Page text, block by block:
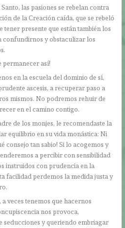
las pasiones se rebelan contra
de la Creación caída, que se rebeló
tener presente que están también los
confundirnos y obstaculizar los
permanecer así!
en la escuela del dominio de sí,
ascesis, a recuperar paso a
mismos. No podremos rehuir de
en el camino contigo.
de los monjes, le recomendaste la
equilibrio en su vida monástica: Ni
consejo tan sabio! Si lo acogemos y
a percibir con sensibilidad
instruidos con prudencia en la
facilidad perdemos la medida justa y
veces tenemos que hacernos
nos provoca,
seducciones y queriendo embriagar